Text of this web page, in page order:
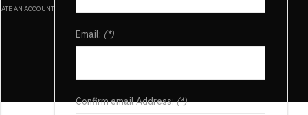
AN ACCOUNT
Email: (*)
Confirm email Address:(*)